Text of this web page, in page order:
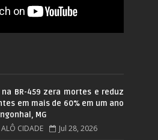
na BR-459 zera mortes e reduz
em mais de 60% em um ano
MG
CIDADE Jul 28, 2026